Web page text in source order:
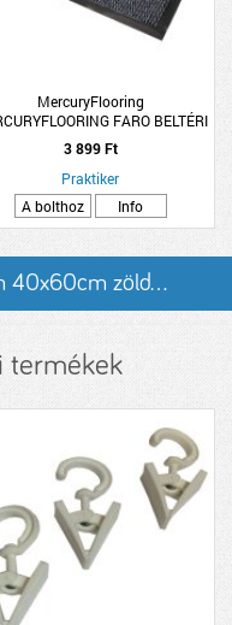
MercuryFlooring
FARO BELTÉRI
LÁBTÖRLŐ 40X60CM
VEGYES SZÍNEKBEN
3 899 Ft
Praktiker
A bolthoz
Info
40x60cm zöld...
termékek